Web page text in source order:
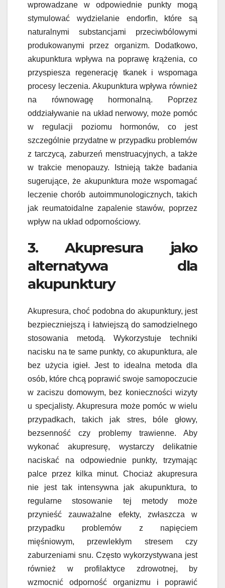
wprowadzane w odpowiednie punkty mogą
stymulować wydzielanie endorfin, które są
naturalnymi substancjami przeciwbólowymi
produkowanymi przez organizm. Dodatkowo,
akupunktura wpływa na poprawę krążenia, co
przyspiesza regenerację tkanek i wspomaga
procesy leczenia. Akupunktura wpływa również
na równowagę hormonalną. Poprzez
oddziaływanie na układ nerwowy, może pomóc
w regulacji poziomu hormonów, co jest
szczególnie przydatne w przypadku problemów
z tarczycą, zaburzeń menstruacyjnych, a także
w trakcie menopauzy. Istnieją także badania
sugerujące, że akupunktura może wspomagać
leczenie chorób autoimmunologicznych, takich
jak reumatoidalne zapalenie stawów, poprzez
wpływ na układ odpornościowy.
3. Akupresura jako
alternatywa dla
akupunktury
Akupresura, choć podobna do akupunktury, jest
bezpieczniejszą i łatwiejszą do samodzielnego
stosowania metodą. Wykorzystuje techniki
nacisku na te same punkty, co akupunktura, ale
bez użycia igieł. Jest to idealna metoda dla
osób, które chcą poprawić swoje samopoczucie
w zaciszu domowym, bez konieczności wizyty
u specjalisty. Akupresura może pomóc w wielu
przypadkach, takich jak stres, bóle głowy,
bezsenność czy problemy trawienne. Aby
wykonać akupresurę, wystarczy delikatnie
naciskać na odpowiednie punkty, trzymając
palce przez kilka minut. Chociaż akupresura
nie jest tak intensywna jak akupunktura, to
regularne stosowanie tej metody może
przynieść zauważalne efekty, zwłaszcza w
przypadku problemów z napięciem
mięśniowym, przewlekłym stresem czy
zaburzeniami snu. Często wykorzystywana jest
również w profilaktyce zdrowotnej, by
wzmocnić odporność organizmu i poprawić